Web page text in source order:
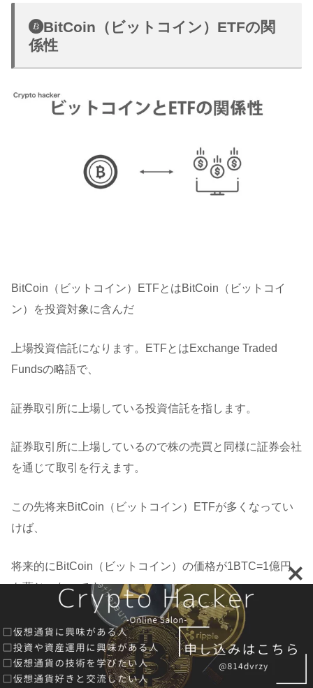
BitCoin（ビットコイン）ETFの関
係性
BitCoin（ビットコイン）ETFとはBitCoin（ビットコイ
ン）を投資対象に含んだ
上場投資信託になります。ETFとはExchange Traded
Fundsの略語で、
証券取引所に上場している投資信託を指します。
証券取引所に上場しているので株の売買と同様に証券会社
を通じて取引を行えます。
この先将来BitCoin（ビットコイン）ETFが多くなってい
けば、
将来的にBitCoin（ビットコイン）の価格が1BTC=1億円
も夢じゃないです。
BitCoin（ビットコイン）ETFとは？承認や価
格の影響についてわかりやすく説明してみた